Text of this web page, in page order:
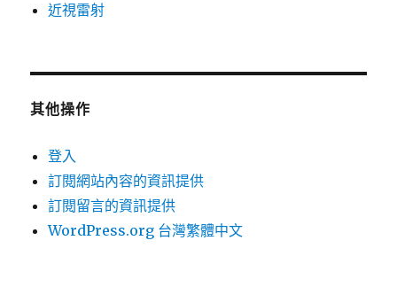
近視雷射
其他操作
登入
訂閱網站內容的資訊提供
訂閱留言的資訊提供
WordPress.org 台灣繁體中文